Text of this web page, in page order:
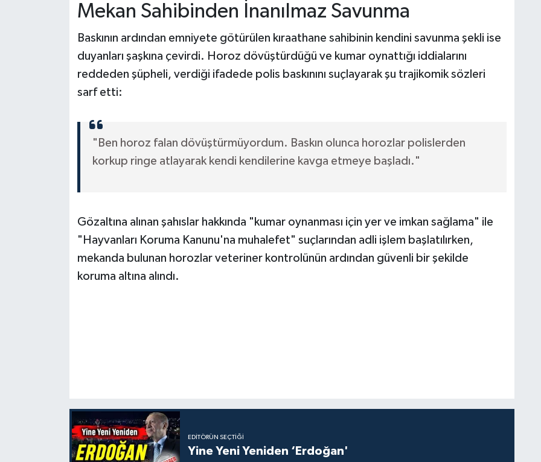
Mekan Sahibinden İnanılmaz Savunma
Baskının ardından emniyete götürülen kıraathane sahibinin kendini savunma şekli ise
duyanları şaşkına çevirdi. Horoz dövüştürdüğü ve kumar oynattığı iddialarını
reddeden şüpheli, verdiği ifadede polis baskınını suçlayarak şu trajikomik sözleri
sarf etti:
"Ben horoz falan dövüştürmüyordum. Baskın olunca horozlar polislerden
korkup ringe atlayarak kendi kendilerine kavga etmeye başladı."
Gözaltına alınan şahıslar hakkında "kumar oynanması için yer ve imkan sağlama" ile
"Hayvanları Koruma Kanunu'na muhalefet" suçlarından adli işlem başlatılırken,
mekanda bulunan horozlar veteriner kontrolünün ardından güvenli bir şekilde
koruma altına alındı.
EDITÖRÜN SEÇTIĞI
Yine Yeni Yeniden ‘Erdoğan'